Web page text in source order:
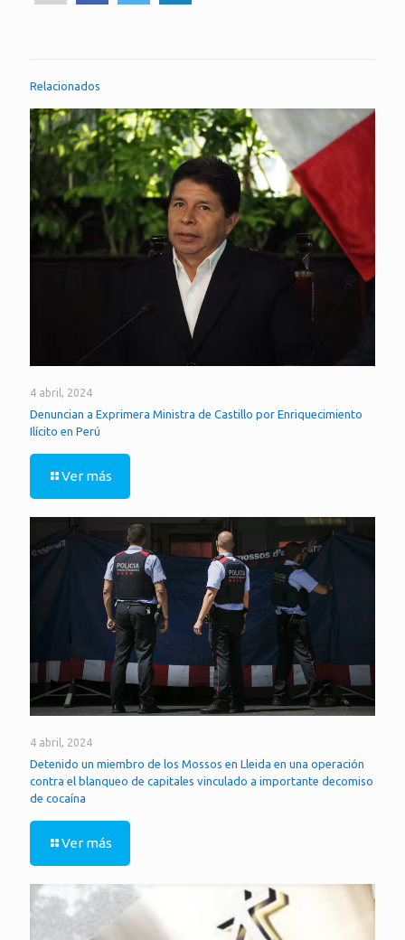
Relacionados
4 abril, 2024
Denuncian a Exprimera Ministra de Castillo por Enriquecimiento
Ilícito en Perú
Ver más
4 abril, 2024
Detenido un miembro de los Mossos en Lleida en una operación
contra el blanqueo de capitales vinculado a importante decomiso
de cocaína
Ver más